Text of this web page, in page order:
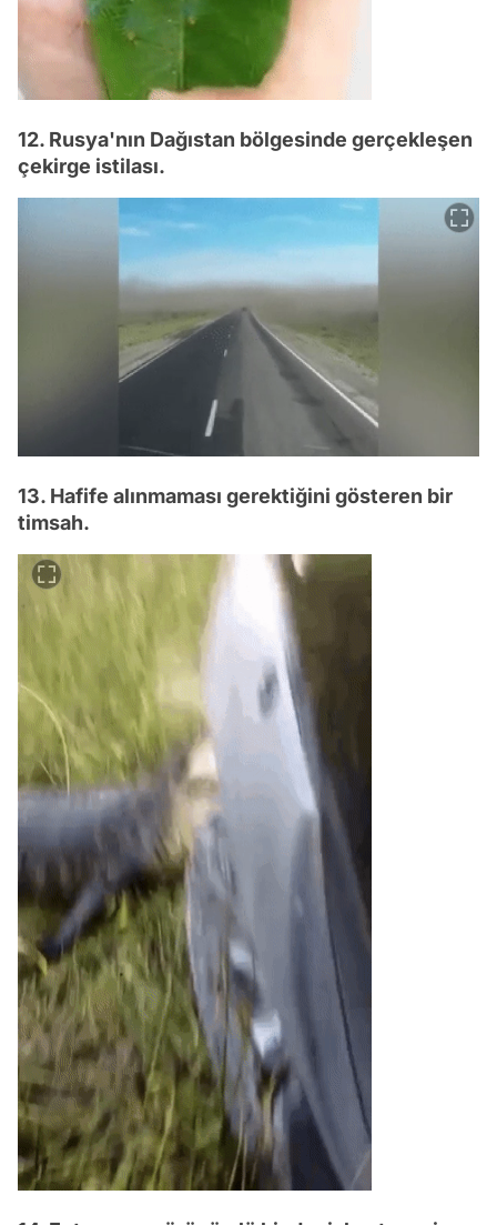
12. Rusya'nın Dağıstan bölgesinde gerçekleşen
çekirge istilası.
13. Hafife alınmaması gerektiğini gösteren bir
timsah.